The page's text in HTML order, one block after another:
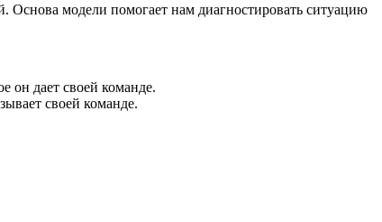
Основа модели помогает нам диагностировать ситуацию
он дает своей команде.
своей команде.